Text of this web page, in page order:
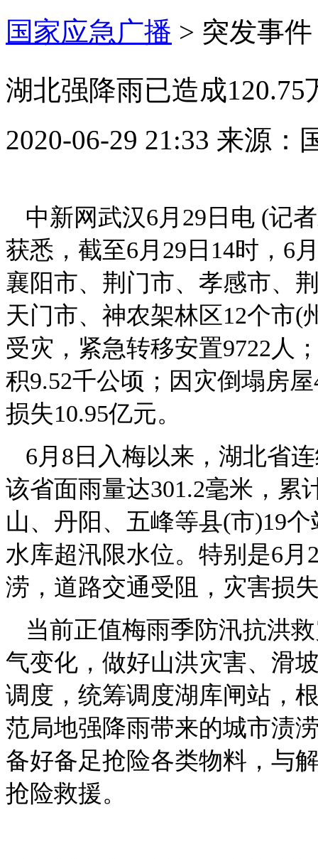
国家应急广播 > 突发事件
湖北强降雨已造成120.75
2020-06-29 21:33 来源：
中新网武汉6月29日电 (记
获悉，截至6月29日14时，6
襄阳市、荆门市、孝感市、
天门市、神农架林区12个市(
受灾，紧急转移安置9722人
积9.52千公顷；因灾倒塌房
损失10.95亿元。
6月8日入梅以来，湖北省
该省面雨量达301.2毫米，累
山、丹阳、五峰等县(市)19
水库超汛限水位。特别是6
涝，道路交通受阻，灾害损
当前正值梅雨季防汛抗洪
气变化，做好山洪灾害、滑
调度，统筹调度湖库闸站，
范局地强降雨带来的城市渍
备好备足抢险各类物料，与
抢险救援。